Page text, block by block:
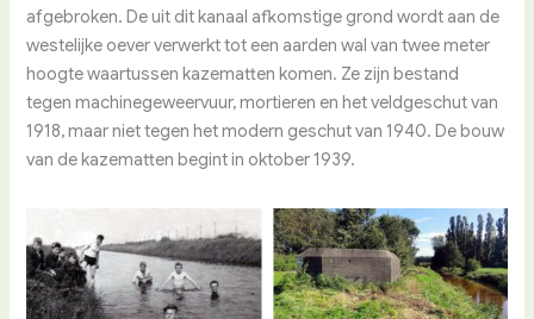
afgebroken. De uit dit kanaal afkomstige grond wordt aan de
westelijke oever verwerkt tot een aarden wal van twee meter
hoogte waartussen kazematten komen. Ze zijn bestand
tegen machinegeweervuur, mortieren en het veldgeschut van
1918, maar niet tegen het modern geschut van 1940. De bouw
van de kazematten begint in oktober 1939.